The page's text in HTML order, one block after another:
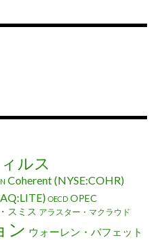
ルス
Coherent (NYSE:COHR)
OECD OPEC
スミス アラスター・マクラウド
ン ウォーレン・バフェット